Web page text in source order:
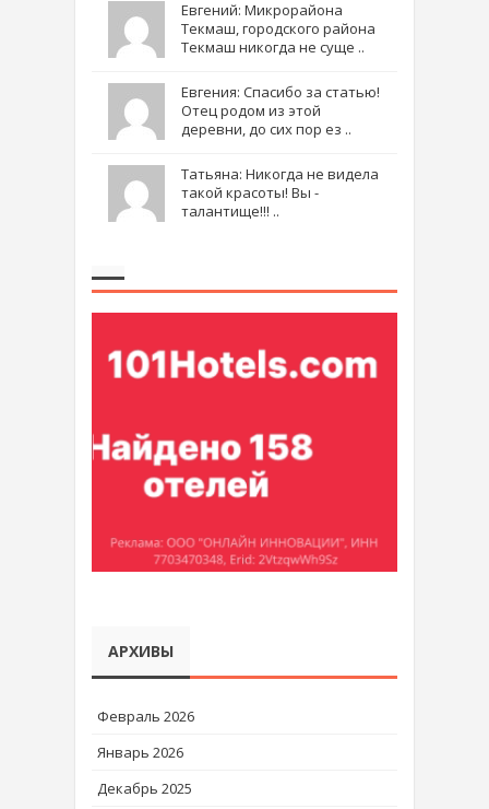
Евгений: Микрорайона
Текмаш, городского района
Текмаш никогда не суще ..
Евгения: Спасибо за статью!
Отец родом из этой
деревни, до сих пор ез ..
Татьяна: Никогда не видела
такой красоты! Вы -
талантище!!! ..
АРХИВЫ
Февраль 2026
Январь 2026
Декабрь 2025